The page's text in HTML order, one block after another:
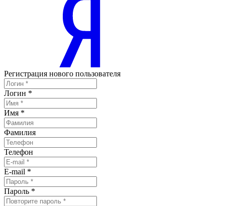
Регистрация нового пользователя
Логин *
Имя *
Фамилия
Телефон
E-mail *
Пароль *